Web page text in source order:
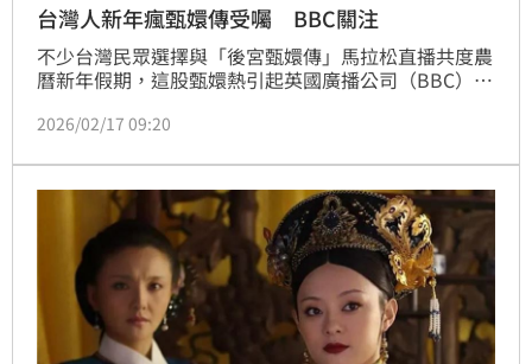
台灣人新年瘋甄嬛傳受囑 BBC關注
不少台灣民眾選擇與「後宮甄嬛傳」馬拉松直播共度農
曆新年假期，這股甄嬛熱引起英國廣播公司（BBC）關
灣人新年必備良伴。
2026/02/17 09:20